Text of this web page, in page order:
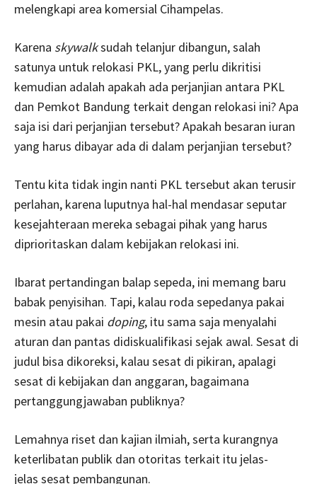
melengkapi area komersial Cihampelas.
Karena skywalksudah telanjur dibangun, salah
satunya untuk relokasi PKL, yang perlu dikritisi
kemudian adalah apakah ada perjanjian antara PKL
dan Pemkot Bandung terkait dengan relokasi ini? Apa
saja isi dari perjanjian tersebut? Apakah besaran iuran
yang harus dibayar ada di dalam perjanjian tersebut?
Tentu kita tidak ingin nanti PKL tersebut akan terusir
perlahan, karena luputnya hal-hal mendasar seputar
kesejahteraan mereka sebagai pihak yang harus
diprioritaskan dalam kebijakan relokasi ini.
Ibarat pertandingan balap sepeda, ini memang baru
babak penyisihan. Tapi, kalau roda sepedanya pakai
mesin atau pakai doping, itu sama saja menyalahi
aturan dan pantas didiskualifikasi sejak awal. Sesat di
judul bisa dikoreksi, kalau sesat di pikiran, apalagi
sesat di kebijakan dan anggaran, bagaimana
pertanggungjawaban publiknya?
Lemahnya riset dan kajian ilmiah, serta kurangnya
keterlibatan publik dan otoritas terkait itu jelas-
jelas sesat pembangunan.